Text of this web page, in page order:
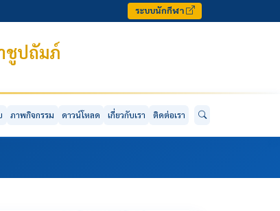
ระบบนักกีฬา
ชูปถัมภ์
ภาพกิจกรรม ดาวน์โหลด เกี่ยวกับเรา ติดต่อเรา